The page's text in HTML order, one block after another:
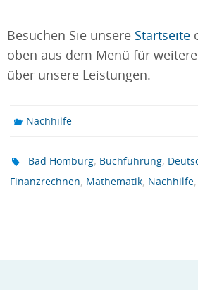
Besuchen Sie unsere Startseite
oben aus dem Menü für
über unsere Leistungen.
Nachhilfe
Bad Homburg, Buchführung,
Finanzrechnen, Mathematik, Nachhilfe,